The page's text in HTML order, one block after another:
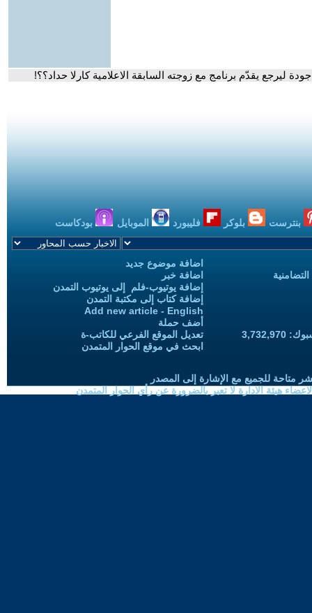
يقدّم برنامج مع زوجته السابقة الاعلامية كارلا حداد؟؟!
بنترست بلوكر فليبورد الموبايل بودكاست
اضافة موضوع جديد
اضافة خبر
إضافة يوتيوب-فلم إلى يوتيوب التمدن
إضافة كتاب إلى مكتبة التمدن
Add new article - English
أضف حملة
تعديل الموقع الفرعي للكاتب-ة
ابحث في موقع الحوار المتمدن
متاحة للجميع مع الإشارة إلى المصدر
هيئة الادارة لا تعبر بالضرورة عن رأي الحوار المتمدن